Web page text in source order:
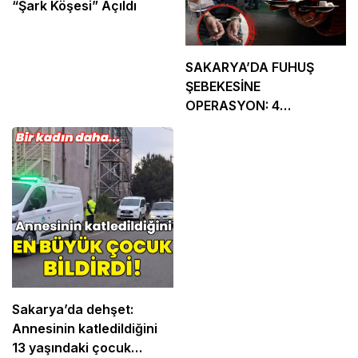
“Şark Köşesi” Açıldı
SAKARYA’DA FUHUŞ
ŞEBEKESİNE
OPERASYON: 4
Sakarya’da dehşet:
Annesinin katledildiğini
13 yaşındaki çocuk